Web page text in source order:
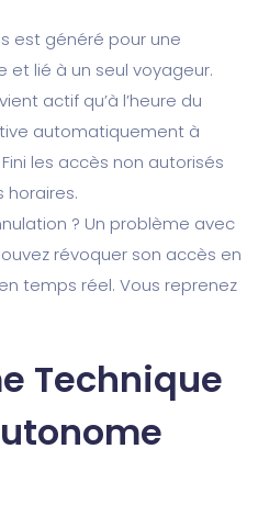
est généré pour une
et lié à un seul voyageur.
actif qu’à l’heure du
automatiquement à
les accès non autorisés
horaires.
? Un problème avec
révoquer son accès en
temps réel. Vous reprenez
Technique